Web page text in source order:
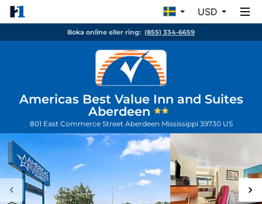
USD
Boka online eller ring: (855) 334-6659
Americas Best Value Inn and Suites
Aberdeen
801 East Commerce Street Aberdeen Mississippi 39730 US